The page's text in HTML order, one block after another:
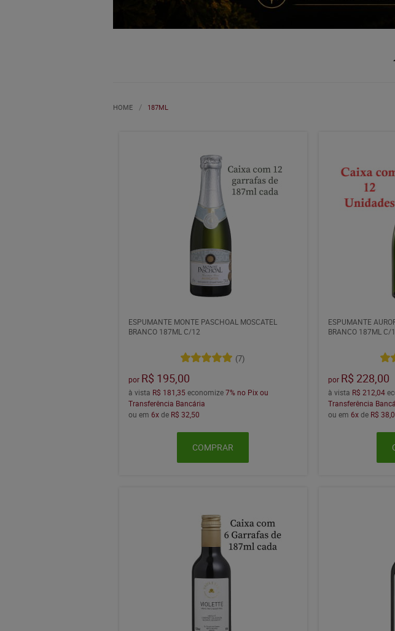
HOME 187ML
ESPUMANTE MONTE PASCHOAL MOSCATEL
BRANCO 187ML C/12
(7)
por R$ 195,00
à vista R$ 181,35economize7% no Pix ou
Transferência Bancária
ou em 6xde R$ 32,50
COMPRAR
ESPUMANTE
BRANCO 187ML C/
por R$ 228,00
à vista R$ 212,04
Transferência
ou em6xde R$